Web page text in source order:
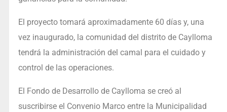
El proyecto tomará aproximadamente 60 días y, una
vez inaugurado, la comunidad del distrito de Caylloma
tendrá la administración del camal para el cuidado y
control de las operaciones.
El Fondo de Desarrollo de Caylloma se creó al
suscribirse el Convenio Marco entre la Municipalidad